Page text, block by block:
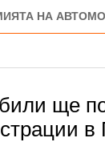
НА
ще
в